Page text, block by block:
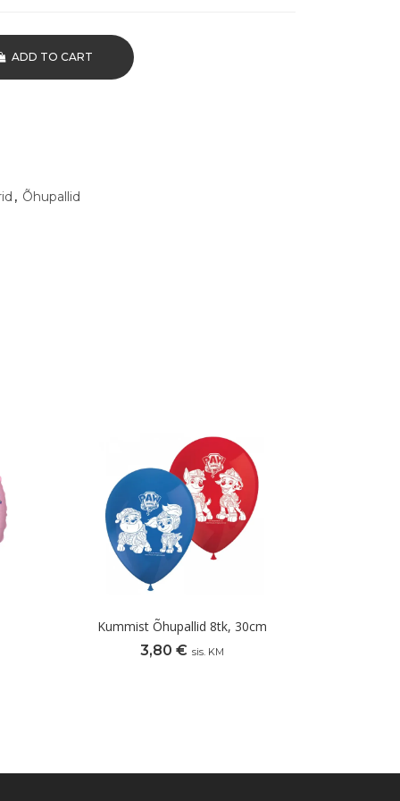
ADD TO CART
, Õhupallid
Kummist Õhupallid 8tk, 30cm
3,80 € sis. KM